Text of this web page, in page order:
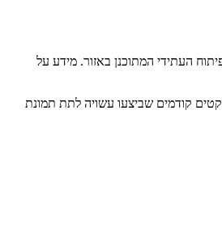
העתידי המתוכנן באזור. מידע על
קודמים שביצעו עשויה לתת תמונת